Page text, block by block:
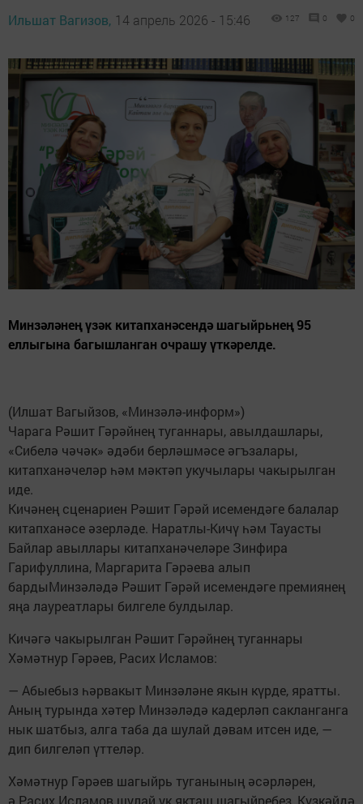
Ильшат Вагизов, 14 апрель 2026 - 15:46 127 0 0
Минзәләнең үзәк китапханәсендә шагыйрьнең 95
еллыгына багышланган очрашу үткәрелде.
(Илшат Вагыйзов, «Минзәлә-информ»)
Чарага Рәшит Гәрәйнең туганнары, авылдашлары,
«Сибелә чәчәк» әдәби берләшмәсе әгъзалары,
китапханәчеләр һәм мәктәп укучылары чакырылган
иде.
Кичәнең сценариен Рәшит Гәрәй исемендәге балалар
китапханәсе әзерләде. Наратлы-Кичү һәм Тауасты
Байлар авыллары китапханәчеләре Зинфира
Гарифуллина, Маргарита Гәрәева алып
бардыМинзәләдә Рәшит Гәрәй исемендәге премиянең
яңа лауреатлары билгеле булдылар.
Кичәгә чакырылган Рәшит Гәрәйнең туганнары
Хәмәтнур Гәрәев, Расих Исламов:
— Абыебыз һәрвакыт Минзәләне якын күрде, яратты.
Аның турында хәтер Минзәләдә кадерләп сакланганга
нык шатбыз, алга таба да шулай дәвам итсен иде, —
дип билгеләп үттеләр.
Хәмәтнур Гәрәев шагыйрь туганының әсәрләрен,
ә Расих Исламов шулай ук якташ шагыйребез, Күзкәйдә